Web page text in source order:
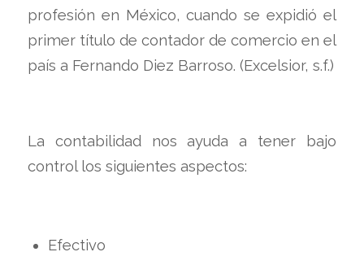
profesión en México, cuando se expidió el
primer título de contador de comercio en el
país a Fernando Diez Barroso. (Excelsior, s.f.)
La contabilidad nos ayuda a tener bajo
control los siguientes aspectos:
Efectivo